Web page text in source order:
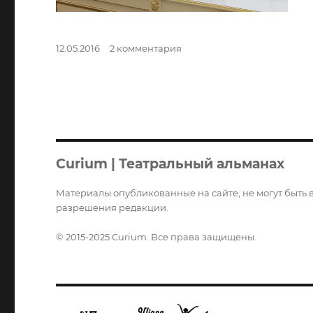
Опубликовано
12.05.2016 2 комментария
Curium | Театральный альманах
Материалы опубликованные на сайте, не могут
разрешения редакции.
© 2015-2025 Curium. Все права защищены.